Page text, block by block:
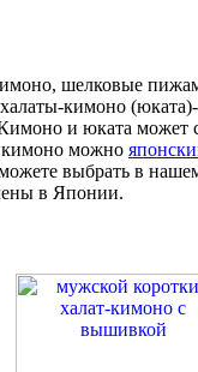
шелковые
кимоно (юката)-
и юката
кимоно можно
выбрать в
в Японии.